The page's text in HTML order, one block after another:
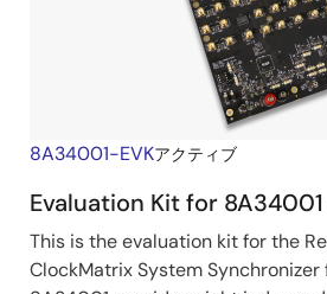
8A34001-EVKアクティブ
Evaluation Kit for
This is the evaluation kit for the
ClockMatrix System Synchronizer